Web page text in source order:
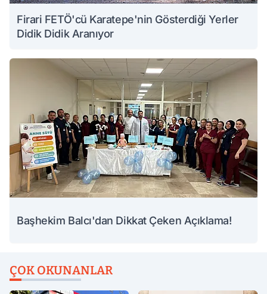
Firari FETÖ'cü Karatepe'nin Gösterdiği Yerler
Didik Didik Aranıyor
Başhekim Balcı'dan Dikkat Çeken Açıklama!
ÇOK OKUNANLAR